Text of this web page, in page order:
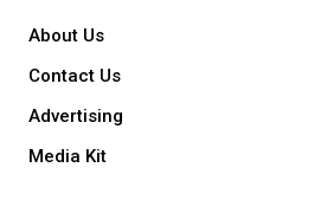
About Us
Contact Us
Advertising
Media Kit